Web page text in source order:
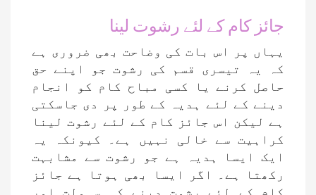
جائز کام کے لئے رشوت لینا
یہاں پر اس بات کی وضاحت بھی ضروری ہے
کہ یہ تیسری قسم کی رشوت جو اپنے حق
حاصل کرنے یا کسی مباح کام کو انجام
دینے کے لئے ہدیہ کے طور پر دی جاسکتی
ہے لیکن اس جائز کام کے لئے رشوت لینا
کراہیت سے خالی نہیں ہے۔ کیونکہ یہ
ایک ایسا ہدیہ ہے جو رشوت سے مشابہت
رکھتا ہے۔ اگر ایسا بھی ہوتا ہے جائز
کام کے لئے رشوت دینے کی سہولت اور